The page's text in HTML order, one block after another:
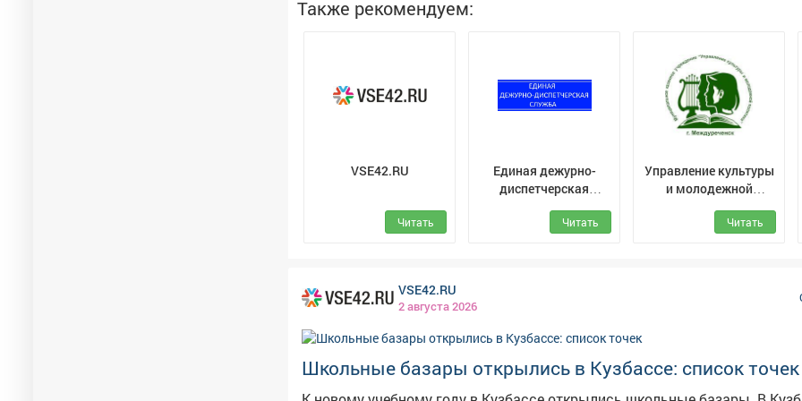
Также рекомендуем:
VSE42.RU
Читать
Единая дежурно-
диспетчерская
служба (ЕДДС) г.
МыскиЧитать
Управление культуры
и молодежной
политики г.
Междуреченск
Читать
VSE42.RU
2 августа 2026
Школьные базары открылись в Кузбассе: список точек